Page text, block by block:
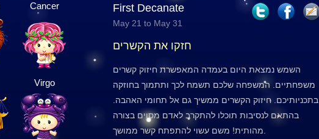
Cancer
Virgo
First Decanate
May 21 to May 31
חזקו את הקשרים
השמש נמצאת היום בעמדה המאפשרת חיזוק קשרים
משפחתיים. המשפחה שלכם תשמח לכך ותתמוך בחוזקה
בתכניותיכם. חיזוק הקשרים ממשיך גם אל תחומי האהבה.
בהתאם לנסיבות תוכלו להתקרב לאדם מסוים בצורה